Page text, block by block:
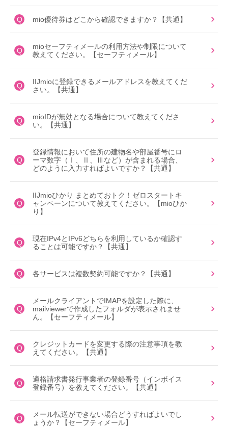
Q mio優待券はどこから確認できますか？【共通】
Q
mioセーフティメールの利用方法や制限について
教えてください。【セーフティメール】
Q
IIJmioに登録できるメールアドレスを教えてくだ
さい。【共通】
Q
mioIDが無効となる場合について教えてくださ
い。【共通】
Q
登録情報において住所の建物名や部屋番号にロ
ーマ数字（Ⅰ、Ⅱ、Ⅲなど）が含まれる場合、
どのように入力すればよいですか？【共通】
Q
IIJmioひかり まとめておトク！ゼロスタートキ
ャンペーンについて教えてください。【mioひか
り】
Q
現在IPv4とIPv6どちらを利用しているか確認す
ることは可能ですか？【共通】
Q 各サービスは複数契約可能ですか？【共通】
Q
メールクライアントでIMAPを設定した際に、
mailviewerで作成したフォルダが表示されませ
ん。【セーフティメール】
Q
クレジットカードを変更する際の注意事項を教
えてください。【共通】
Q
適格請求書発行事業者の登録番号（インボイス
登録番号）を教えてください。【共通】
Q
メール転送ができない場合どうすればよいでし
ょうか？【セーフティメール】